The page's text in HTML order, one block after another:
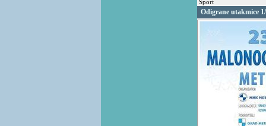
Šport
Odigrane utakmice